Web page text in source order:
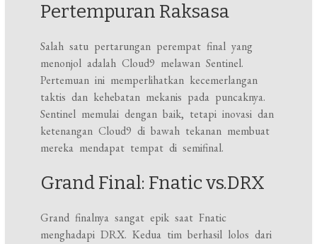
Pertempuran Raksasa
Salah satu pertarungan perempat final yang
menonjol adalah Cloud9 melawan Sentinel.
Pertemuan ini memperlihatkan kecemerlangan
taktis dan kehebatan mekanis pada puncaknya.
Sentinel memulai dengan baik, tetapi inovasi dan
ketenangan Cloud9 di bawah tekanan membuat
mereka mendapat tempat di semifinal.
Grand Final: Fnatic vs.DRX
Grand finalnya sangat epik saat Fnatic
menghadapi DRX. Kedua tim berhasil lolos dari